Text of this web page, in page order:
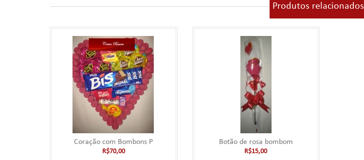
Produtos relacionados
Coração com Bombons P
R$70,00
Botão de rosa bombom
R$15,00